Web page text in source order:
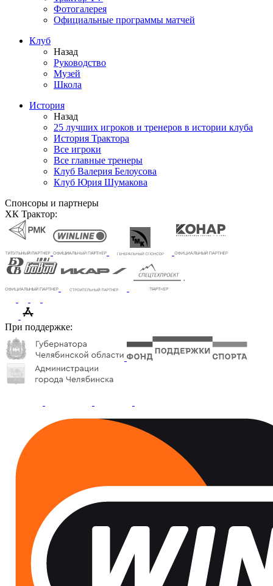
Фотогалерея
Официальные программы матчей
Клуб
Назад
Руководство
Музей
Школа
История
Назад
25 лучших игроков и тренеров в истории клуба
История Трактора
Все игроки
Все главные тренеры
Клуб Валерия Белоусова
Клуб Юрия Шумакова
Спонсоры и партнеры
ХК Трактор:
При поддержке: